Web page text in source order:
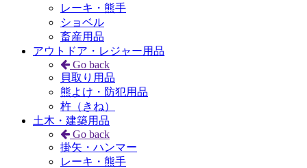
レーキ・熊手
ショベル
畜産用品
アウトドア・レジャー用品
Go back
貝取り用品
熊よけ・防犯用品
杵（きね）
土木・建築用品
Go back
掛矢・ハンマー
レーキ・熊手